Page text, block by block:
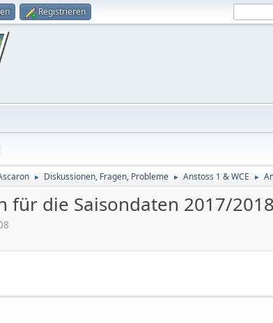
Registrieren
► Diskussionen, Fragen, Probleme ► Anstoss 1 & WCE ►
für die Saisondaten 2017/2018